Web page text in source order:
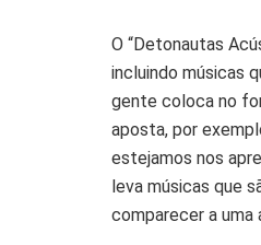
O “Detonautas
incluindo músicas
gente coloca no
aposta, por
estejamos nos
leva músicas que
comparecer a uma